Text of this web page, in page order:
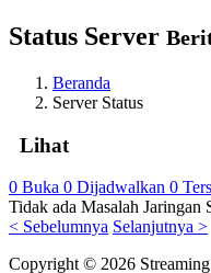
Status Server
Beranda
Server Status
Lihat
0 Buka 0 Dijadwalkan 0
Tidak ada Masalah Jaringan
< Sebelumnya Selanjutnya >
Copyright © 2026